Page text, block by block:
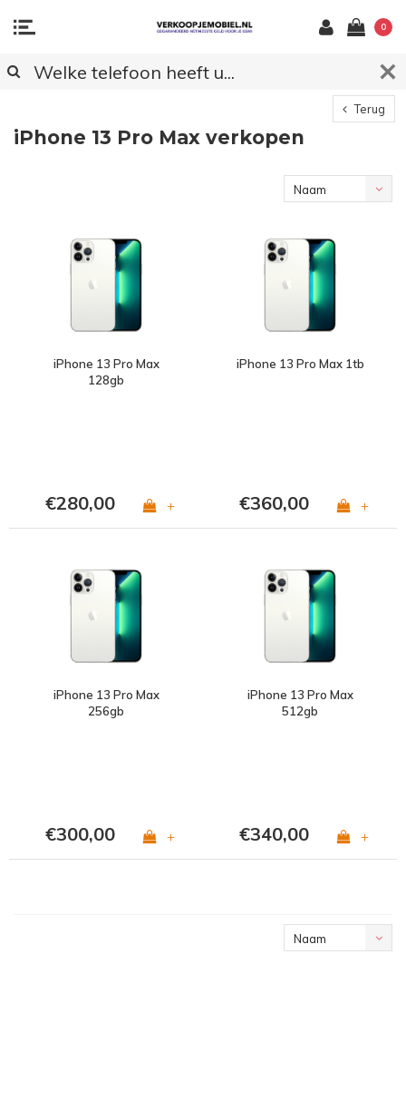
0
Terug
iPhone 13 Pro Max verkopen
Naam
iPhone 13 Pro Max
128gb
€280,00 +
iPhone 13 Pro Max 1tb
€360,00 +
iPhone 13 Pro Max
256gb
€300,00 +
iPhone 13 Pro Max
512gb
€340,00 +
Naam